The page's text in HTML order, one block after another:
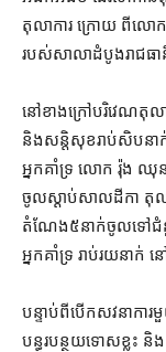
តុលាការ ក្រោយ ពី​លោក
របស់​សាលាដំបូង​រាជធា
នៅ​ខាងក្រៅ​បរិវេណ​តុ
និង​សន្តិសុខ​រាប់​សិប​នាក់
អ្នកគាំទ្រ លោក រ៉ុង
ចូល​ស្ដាប់​សាលដីកា តុល
តំណែង​៥​នាក់​ចូល​ទៅ​ជំ
អ្នកគាំទ្រ រាប់​រយ​នាក់
បន្ទាប់ពី​បើកសវនាក
បន្ធូរ​បន្ថយទោស​ខ្លះ